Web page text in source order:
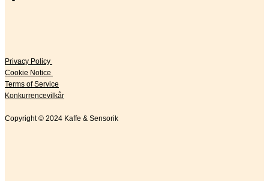
Privacy Policy
Cookie Notice
Terms of Service
Konkurrencevilkår
Copyright © 2024 Kaffe & Sensorik